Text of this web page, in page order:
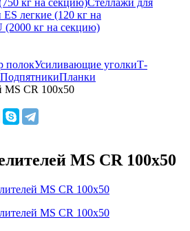
кг на секцию)Стеллажи для
легкие (120 кг на
(2000 кг на секцию)
полокУсиливающие уголкиТ-
ПодпятникиПланки
MS CR 100x50
MS CR 100x50